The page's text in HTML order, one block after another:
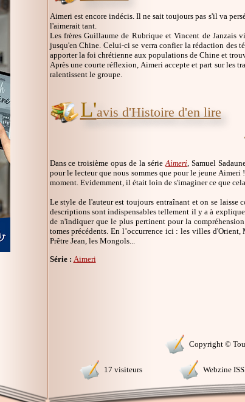
Aimeri est encore indécis. Il ne sait toujours pas s'il va
l'aimerait tant.
Les frères Guillaume de Rubrique et Vincent de Janzais
jusqu'en Chine. Celui-ci se verra confier la rédaction des
apporter la foi chrétienne aux populations de Chine et
Après une courte réflexion, Aimeri accepte et part sur les
ralentissent le groupe.
L'avis d'Histoire d'en lire
Dans ce troisième opus de la sérieAimeri, Samuel
pour le lecteur que nous sommes que pour le jeune
moment. Evidemment, il était loin de s'imaginer ce que
Le style de l'auteur est toujours entraînant et on se laisse
descriptions sont indispensables tellement il y a à
de n'indiquer que le plus pertinent pour la
tomes précédents. En l’occurrence ici : les villes
Prêtre Jean, les Mongols...
Série : Aimeri
Copyright ©
17 visiteurs Webzine